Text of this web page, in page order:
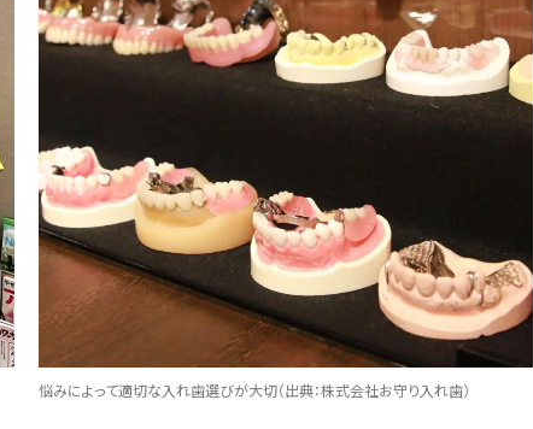
悩みによって適切な入れ歯選びが大切（出典：株式会社お守り入れ歯）